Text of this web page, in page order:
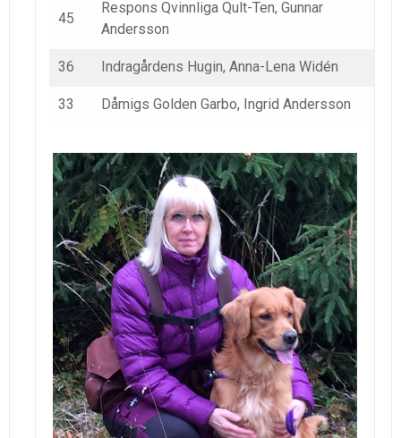
45
Respons Qvinnliga Qult-Ten, Gunnar
Andersson
36 Indragårdens Hugin, Anna-Lena Widén
33 Dåmigs Golden Garbo, Ingrid Andersson